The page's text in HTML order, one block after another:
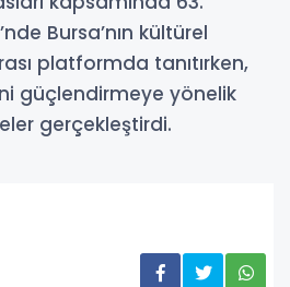
Bursa’nın kültürel
platformda tanıtırken,
güçlendirmeye yönelik
gerçekleştirdi.